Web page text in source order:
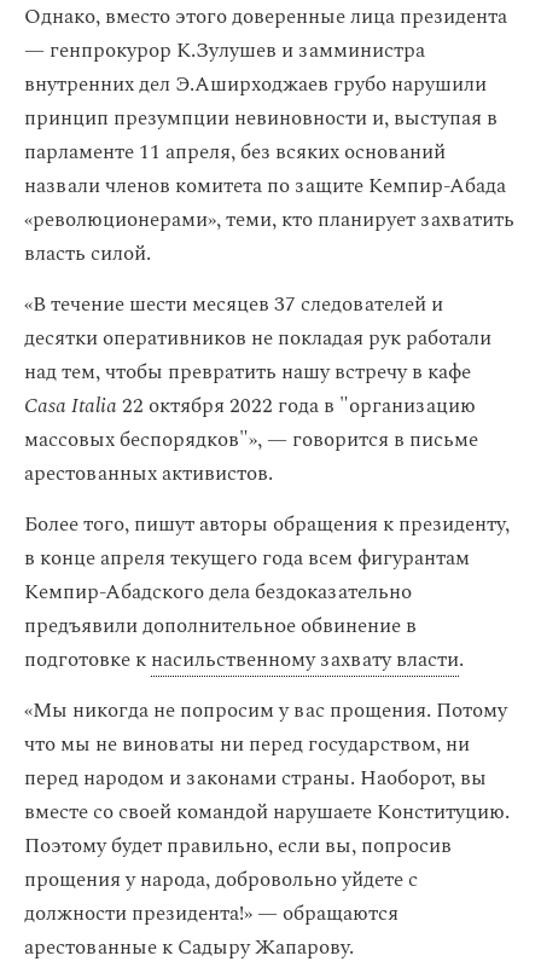
Однако, вместо этого доверенные лица президента
— генпрокурор К.Зулушев и замминистра
внутренних дел Э.Аширходжаев грубо нарушили
принцип презумпции невиновности и, выступая в
парламенте 11 апреля, без всяких оснований
назвали членов комитета по защите Кемпир-Абада
«революционерами», теми, кто планирует захватить
власть силой.
«В течение шести месяцев 37 следователей и
десятки оперативников не покладая рук работали
над тем, чтобы превратить нашу встречу в кафе
Casa Italia22 октября 2022 года в "организацию
массовых беспорядков"», — говорится в письме
арестованных активистов.
Более того, пишут авторы обращения к президенту,
в конце апреля текущего года всем фигурантам
Кемпир-Абадского дела бездоказательно
предъявили дополнительное обвинение в
подготовке кнасильственному захвату власти.
«Мы никогда не попросим у вас прощения. Потому
что мы не виноваты ни перед государством, ни
перед народом и законами страны. Наоборот, вы
вместе со своей командой нарушаете Конституцию.
Поэтому будет правильно, если вы, попросив
прощения у народа, добровольно уйдете с
должности президента!» — обращаются
арестованные к Садыру Жапарову.